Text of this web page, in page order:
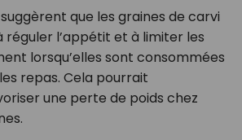
que les graines de carvi
réguler l’appétit et à limiter les
lorsqu’elles sont consommées
repas. Cela pourrait
une perte de poids chez